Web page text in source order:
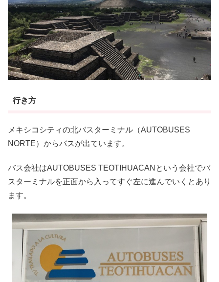
行き方
メキシコシティの北バスターミナル（AUTOBUSES
NORTE）からバスが出ています。
バス会社はAUTOBUSES TEOTIHUACANという会社でバ
スターミナルを正面から入ってすぐ左に進んでいくとあり
ます。